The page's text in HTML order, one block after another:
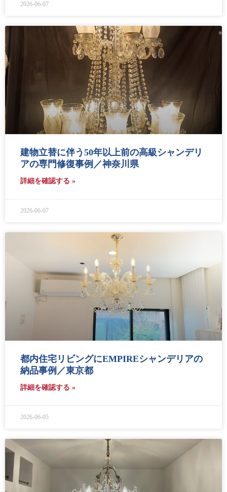
2026-06-07
建物立替に伴う50年以上前の高級シャンデリ
アの専門修復事例／神奈川県
詳細を確認する »
2026-06-07
都内住宅リビングにEMPIREシャンデリアの
納品事例／東京都
詳細を確認する »
2026-06-05